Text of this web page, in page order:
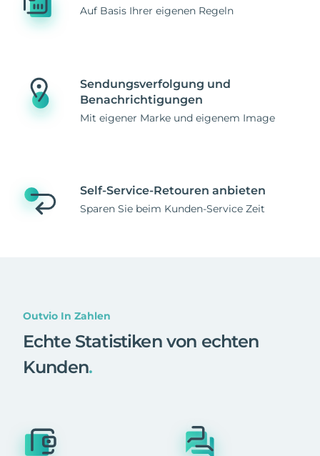
Auf Basis Ihrer eigenen Regeln
Sendungsverfolgung und
Benachrichtigungen
Mit eigener Marke und eigenem Image
Self-Service-Retouren anbieten
Sparen Sie beim Kunden-Service Zeit
Outvio In Zahlen
Echte Statistiken von echten
Kunden.